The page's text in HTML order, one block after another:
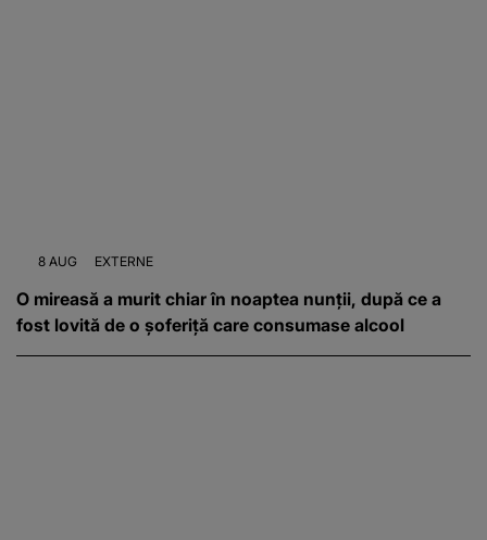
8 AUG EXTERNE
O mireasă a murit chiar în noaptea nunții, după ce a
fost lovită de o șoferiță care consumase alcool